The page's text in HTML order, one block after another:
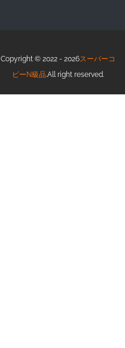
Copyright © 2022 - 2026スーパーコ
ピーN級品.All right reserved.